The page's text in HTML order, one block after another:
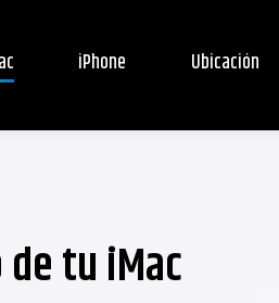
iPhone Ubicación
tu iMac